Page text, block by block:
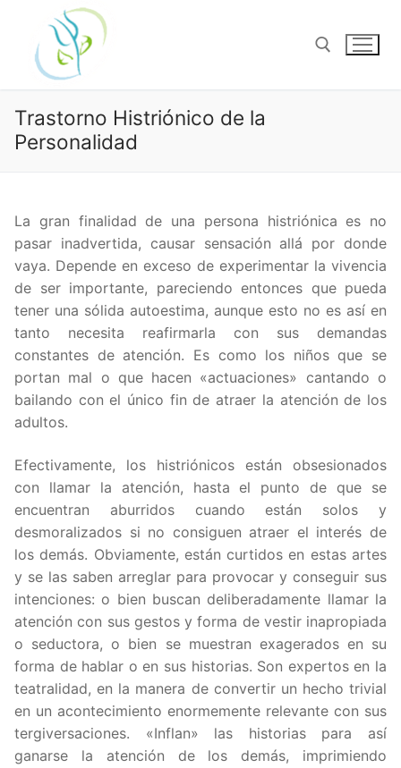
contenido
Buscar:
Trastorno Histriónico de la
Personalidad
La gran finalidad de una persona histriónica es no
pasar inadvertida, causar sensación allá por donde
vaya. Depende en exceso de experimentar la vivencia
de ser importante, pareciendo entonces que pueda
tener una sólida autoestima, aunque esto no es así en
tanto necesita reafirmarla con sus demandas
constantes de atención. Es como los niños que se
portan mal o que hacen «actuaciones» cantando o
bailando con el único fin de atraer la atención de los
adultos.
Efectivamente, los histriónicos están obsesionados
con llamar la atención, hasta el punto de que se
encuentran aburridos cuando están solos y
desmoralizados si no consiguen atraer el interés de
los demás. Obviamente, están curtidos en estas artes
y se las saben arreglar para provocar y conseguir sus
intenciones: o bien buscan deliberadamente llamar la
atención con sus gestos y forma de vestir inapropiada
o seductora, o bien se muestran exagerados en su
forma de hablar o en sus historias. Son expertos en la
teatralidad, en la manera de convertir un hecho trivial
en un acontecimiento enormemente relevante con sus
tergiversaciones. «Inflan» las historias para así
ganarse la atención de los demás, imprimiendo